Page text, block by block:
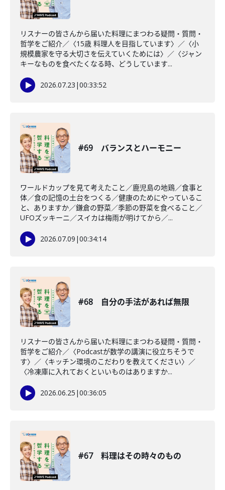
リスナーの皆さんから届いた料理にまつわる疑問・質問・
哲学をご紹介／〈15歳 料理人を目指しています〉／〈小
規模農家を守る大切さを伝えていくためには〉／〈ジャン
キーなものを食べたくなる時、どうしています...
2026.07.23 |00:33:52
#69 バランスとハーモニー
ワールドカップを見て考えたこと／鹿児島の地鶏／食事と
体／食の記憶の土台をつくる／健康のためにやっているこ
と、ありますか／鎌倉の野菜／季節の野菜を食べること／
UFOズッキーニ／スイカは梅雨が明けてから／...
2026.07.09 |00:34:14
#68 自分の手法があれば無限
リスナーの皆さんから届いた料理にまつわる疑問・質問・
哲学をご紹介／〈Podcastが数学の講演に役立ちそうで
す〉／〈キッチン環境のこだわりを教えてください〉／
〈冷凍庫に入れておくといいものはありますか...
2026.06.25 |00:36:05
#67 料理はその時々のもの